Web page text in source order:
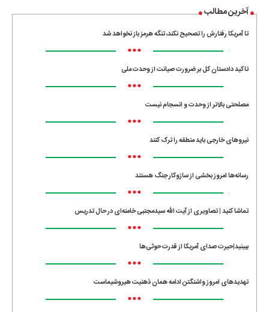
آخرین مطالب
تا آمریکا رفتارش را تصحیح نکند، تنگه هرمز باز نخواهد شد
•••
تاکید دادستان کل بر ضرورت صیانت از وحدت ملی
•••
مصلحتی بالاتر از وحدت و انسجام نیست
•••
نیروهای خارجی باید منطقه را ترک کنند
•••
رسانه‌ها امروز بخشی از سازوکار جنگ هستند
•••
تماشا کنید | تصاویری از آیت الله سیدمجتبی خامنه‌ای در حال تدریس
•••
ببینید|حیرت صدای آمریکا از قدرت حوثی‌ها
•••
تهدیدهای امروز واشنگتن ادامه همان ذهنیت هیروشیماست
•••